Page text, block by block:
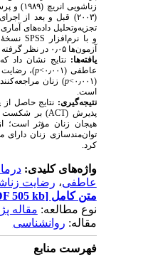
زناشویی
(۲۰۰۳) قبل و بعد از
تجزیه‌و‌تحلیل داده‌های
و با نرم‌افزارSPSS
آزمون‌ها ۰٫۰۵ در نظر گرفته شد.
یافته‌ها:نتایج نشان داد
عاطفی (۰٫۰۰۱>
p)، رضایت
p) زنان
است.
نتیجه‌گیری:نتایج حاصل از
پذیرش ( ACT) بر شکست
هیجان زنان مؤثر است؛
توان‌مند‌سازی زنان دارای
کرد.
واژه‌های کلیدی:
عاطفی،رضایت
متن کامل[PDF 505 kb]
نوع مطالعه:مقاله
مقاله:روانشناسی
فهرست منابع